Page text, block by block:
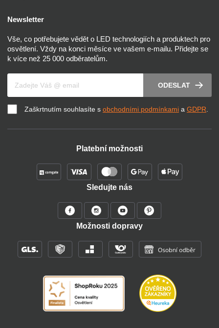
Newsletter
Vše, co potřebujete vědět o LED technologiích a produktech pro
osvětlení. Vždy na konci měsíce ve vašem e-mailu. Přidejte se
k více než 25 000 odběratelům.
ODESLAT
Zaškrtnutím souhlasíte s obchodními podmínkami a GDPR.
Platební možnosti
Sledujte nás
Možnosti dopravy